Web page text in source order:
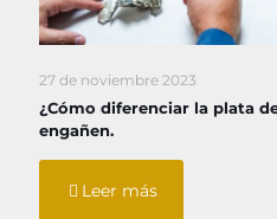
27 de noviembre 2023
¿Cómo diferenciar la plata
engañen.
Leer más